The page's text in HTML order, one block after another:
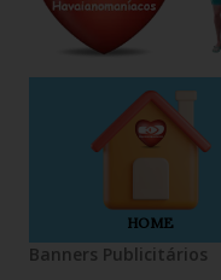
HOME
Banners Publicitários